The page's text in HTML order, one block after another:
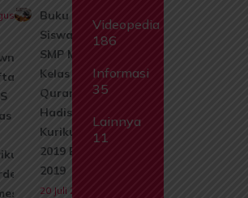
2026
Isi
1
Buku
Siswa
SMP Mts
Kelas 8 Al
Quran
Hadis
Kurikulum
2019 Edisi
2019
20 Juli 2026
Videopedia
186
Informasi
35
Lainnya
11